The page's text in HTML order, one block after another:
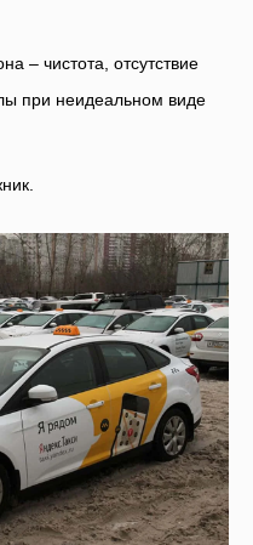
– чистота, отсутствие
при неидеальном виде